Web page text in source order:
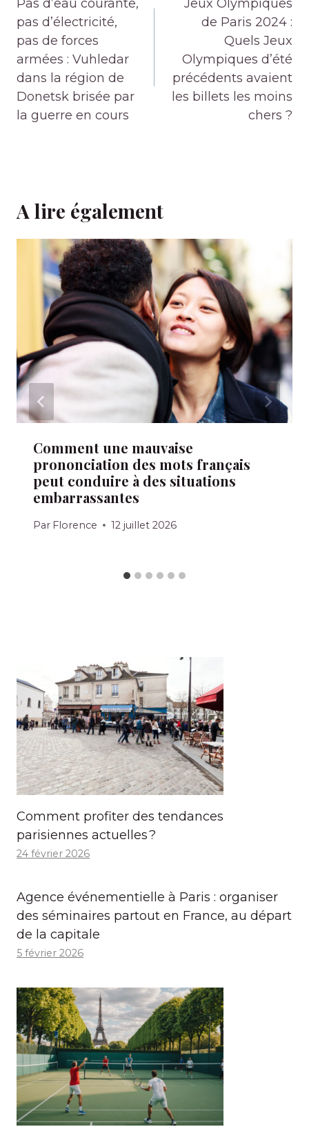
l’article
Pas d’eau courante,
pas d’électricité,
pas de forces
armées : Vuhledar
dans la région de
Donetsk brisée par
la guerre en cours
Jeux Olympiques
de Paris 2024 :
Quels Jeux
Olympiques d’été
précédents avaient
les billets les moins
chers ?
A lire également
Comment une mauvaise
prononciation des mots français
peut conduire à des situations
embarrassantes
Par Florence 12 juillet 2026
Comment profiter des tendances
parisiennes actuelles ?
24 février 2026
Agence événementielle à Paris : organiser
des séminaires partout en France, au départ
de la capitale
5 février 2026